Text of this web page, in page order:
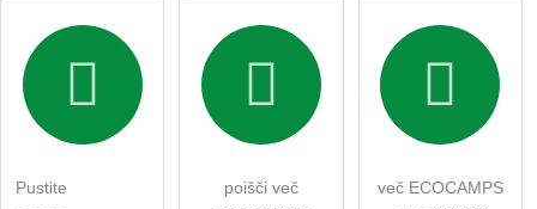
Pustite
poišči več
več ECOCAMPS